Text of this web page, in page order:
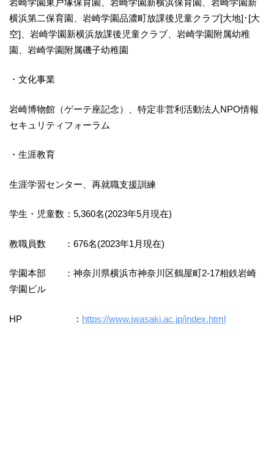
横浜第二保育園、岩崎学園品濃町放課後児童クラブ[大地]･[大
空]、岩崎学園新横浜放課後児童クラブ、岩崎学園附属幼稚
園、岩崎学園附属磯子幼稚園
・文化事業
岩崎博物館（ゲーテ座記念）、特定非営利活動法人NPO情報
セキュリティフォーラム
・生涯教育
生涯学習センター、再就職支援訓練
学生・児童数：5,360名(2023年5月現在)
教職員数 ：676名(2023年1月現在)
学園本部 ：神奈川県横浜市神奈川区鶴屋町2-17相鉄岩崎
学園ビル
HP ： https://www.iwasaki.ac.jp/index.html